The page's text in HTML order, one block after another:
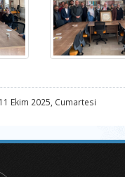
Ekim 2025, Cumartesi